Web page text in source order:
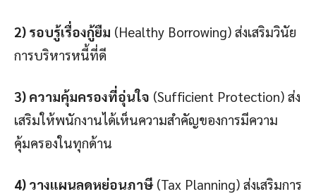
2) รอบรู้เรื่องกู้ยืม (Healthy Borrowing) ส่งเสริมวินัย
การบริหารหนี้ที่ดี
3) ความคุ้มครองที่อุ่นใจ (Sufficient Protection) ส่ง
เสริมให้พนักงานได้เห็นความสำคัญของการมีความ
คุ้มครองในทุกด้าน
4) วางแผนลดหย่อนภาษี(Tax Planning) ส่งเสริมการ